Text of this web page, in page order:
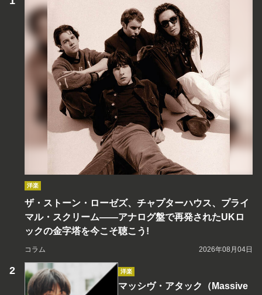
洋楽
ザ・ストーン・ローゼズ、チャプターハウス、プライ
マル・スクリーム――アナログ盤で再発されたUKロ
ックの金字塔を今こそ聴こう!
コラム 2026年08月04日
洋楽
マッシヴ・アタック（Massive